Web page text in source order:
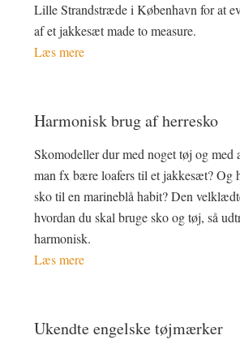
Lille Strandstræde i København for at
af et jakkesæt made to measure.
Læs mere
Harmonisk brug af herresko
Skomodeller dur med noget tøj og med
man fx bære loafers til et jakkesæt? Og
sko til en marineblå habit? Den
hvordan du skal bruge sko og tøj, så
harmonisk.
Læs mere
Ukendte engelske tøjmærker